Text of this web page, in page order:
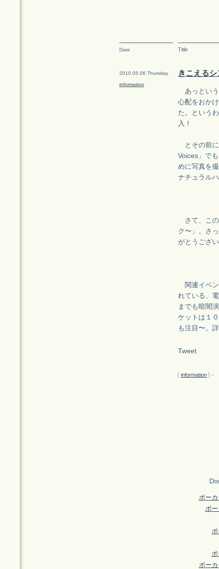
Date Title
2010.05.06 Thursday
information
きこえる
あっという
心配をおか
た。という
入！
とその前に
Voices」で
めに写真を
ナチュラル
さて、この
ク〜」。さ
がとうござ
関連イベン
れている、
までも暗闇
ケットは１
も注目〜。
Tweet
information -
ポー
ポ
ポー